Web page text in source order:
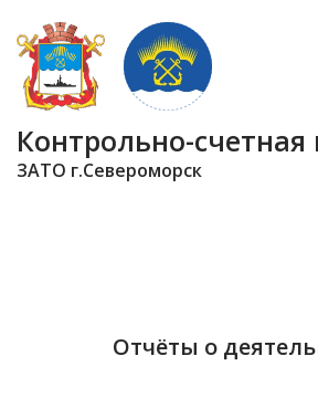
Контрольно-счетная
ЗАТО г.Североморск
Отчёты о